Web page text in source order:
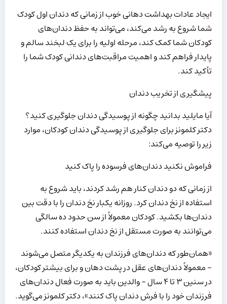
ایجاد عادات بهداشت دهانی خوب از زمانی که دندان اول کودک
شما شروع به رشد می‌کند، می‌تواند به حفظ دندان‌های
کودکان شما کمک کند، مرحله اولیه را برای یک لبخند سالم و
پایدار فراهم کند و اهمیت مراقبت‌های دندانی کودک شما را
تأکید کند.
پیشگیری از تخریب دندان
آیا مایلید بدانید چگونه از پوسیدگی دندان جلوگیری کنید؟
دکتر کلمونز برای جلوگیری از پوسیدگی دندان کودکان، موارد
زیر را توصیه می‌کند:
فراموش نکنید دندان‌های فرسوده را پاک کنید
از زمانی که دو دندان کنار هم رشد کردند، باید شروع به
استفاده از نخ دندان کرد. روزانه یکبار نخ دندان را با دقت بین
دندان‌ها بکشید. کودکان معمولاً از سن حدود ده سالگی
می‌توانند به صورت مستقل از نخ دندان استفاده کنند.
«همان‌طور که دندان‌های فرزندان به یکدیگر متصل می‌شوند
– معمولاً دندان‌های عقل در پشت دهان و برای بیشتر کودکان،
در سنین ۳ تا ۴ سال – والدین باید به صورت فعال دندان‌های
فرزندان خود را با فرش دندان پاک کنند»، دکتر کلمونز می‌گوید.